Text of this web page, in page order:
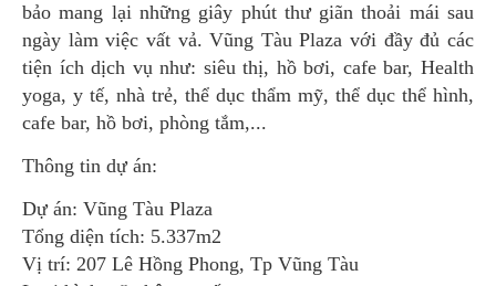
bảo mang lại những giây phút thư giãn thoải mái sau
ngày làm việc vất vả. Vũng Tàu Plaza với đầy đủ các
tiện ích dịch vụ như: siêu thị, hồ bơi, cafe bar, Health
yoga, y tế, nhà trẻ, thể dục thẩm mỹ, thể dục thể hình,
cafe bar, hồ bơi, phòng tắm,...
Thông tin dự án:
Dự án: Vũng Tàu Plaza
Tổng diện tích: 5.337m2
Vị trí: 207 Lê Hồng Phong, Tp Vũng Tàu